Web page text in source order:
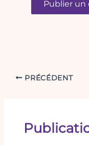
PRÉCÉDENT